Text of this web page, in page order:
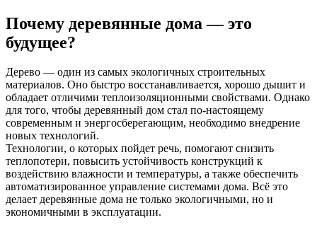
Почему деревянные дома — это
будущее?
Дерево — один из самых экологичных строительных
материалов. Оно быстро восстанавливается, хорошо дышит и
обладает отличими теплоизоляционными свойствами. Однако
для того, чтобы деревянный дом стал по-настоящему
современным и энергосберегающим, необходимо внедрение
новых технологий.
Технологии, о которых пойдет речь, помогают снизить
теплопотери, повысить устойчивость конструкций к
воздействию влажности и температуры, а также обеспечить
автоматизированное управление системами дома. Всё это
делает деревянные дома не только экологичными, но и
экономичными в эксплуатации.